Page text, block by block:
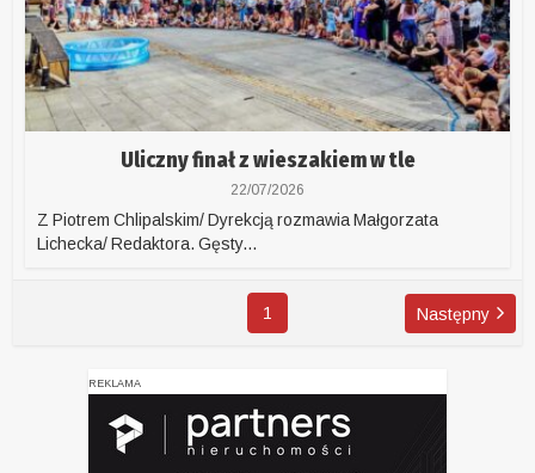
Uliczny finał z wieszakiem w tle
22/07/2026
Z Piotrem Chlipalskim/ Dyrekcją rozmawia Małgorzata
Lichecka/ Redaktora. Gęsty...
1 Następny
REKLAMA